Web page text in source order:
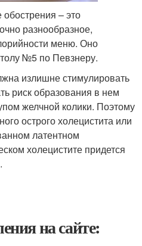
– это
разнообразное,
меню. Оно
№5 по Певзнеру.
излишне стимулировать
риск образования в нем
желчной колики. Поэтому
острого холецистита или
латентном
холецистите придется
на сайте: